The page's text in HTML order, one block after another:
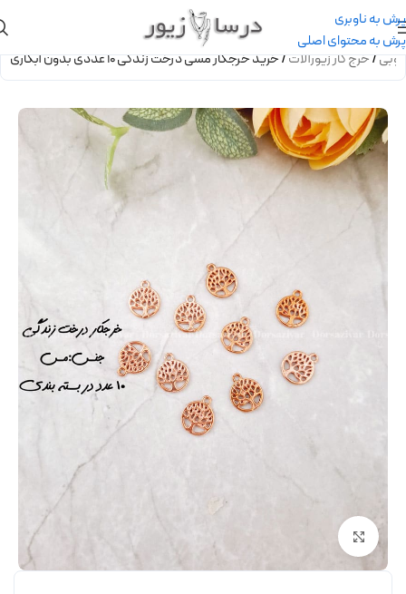
پرش به ناوبری
پرش به محتوای اصلی
/خرج کار زیورآلات/خرید خرجکار مسی درخت زندگی 10 عددی بدون آبکاری
برای بزرگنمایی کلیک کنید